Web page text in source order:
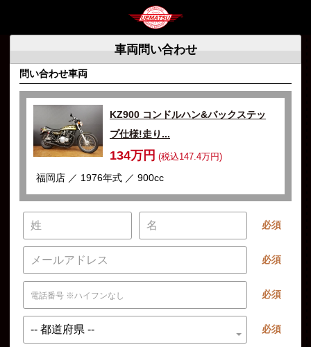
車両問い合わせ
問い合わせ車両
KZ900 コンドルハン&バックステッ
プ仕様!走り...
134万円 (税込147.4万円)
福岡店 ／ 1976年式 ／ 900cc
必須
必須
必須
必須